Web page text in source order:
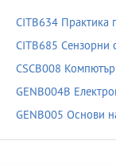
CITB634 Практика
CITB685 Сензорни
CSCB008
GENB004B
GENB005 Основи